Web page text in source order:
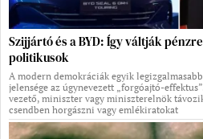
Szijjártó és a BYD: Így váltják
politikusok
A modern demokráciák egyik
jelensége az úgynevezett „forgóajtó-
vezető, miniszter vagy miniszterelnök
csendben horgászni vagy emlékiratokat